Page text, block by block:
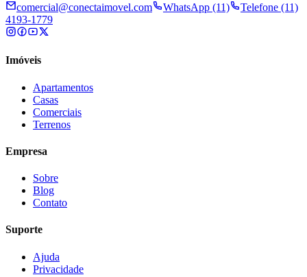
comercial@conectaimovel.com WhatsApp (11)
Telefone (11)
4193-1779
Imóveis
Apartamentos
Casas
Comerciais
Terrenos
Empresa
Sobre
Blog
Contato
Suporte
Ajuda
Privacidade